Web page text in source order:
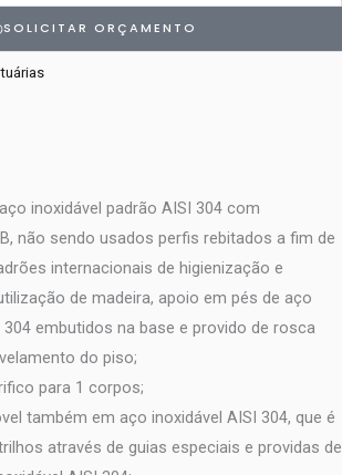
SOLICITAR ORÇAMENTO
inoxidável padrão AISI 304 com
não sendo usados perfis rebitados a fim de
internacionais de higienização e
de madeira, apoio em pés de aço
304 embutidos na base e provido de rosca
do piso;
para 1 corpos;
também em aço inoxidável AISI 304, que é
através de guias especiais e providas de